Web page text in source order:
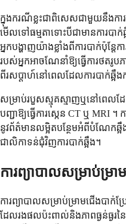
ក្នុងករណីខ្លះជាពិសេសជាមួយនឹងការ
មើលទៅធម្មតាទោះបីជាមានការប
អ្នកបង្ហាញយ៉ាងខ្លាំងពីការបាក់ប៉ុន្តែ
របស់អ្នកអាចណែនាំឱ្យធ្វើការថតរូ
ពីរសប្តាហ៍នៅពេលដែលការបាក់ឆ្អឹង
សម្រាប់របួសស្មុគស្មាញឬនៅពេលដែល
បញ្ជាឱ្យធ្វើការស្កេន CT ឬ MRI ។
នូវព័ត៌មានលម្អិតបន្ថែមអំពីបំណែកឆ្អឹ
ជាលិកាទន់ជុំវិញការបាក់ឆ្អឹង។
ការព្យាបាលសម្រាប់ម្រា
ការព្យាបាលសម្រាប់ម្រាមជើងបា
ដែលរងផលប៉ះពាល់និងភាពធ្ងន់ធ្ងរន